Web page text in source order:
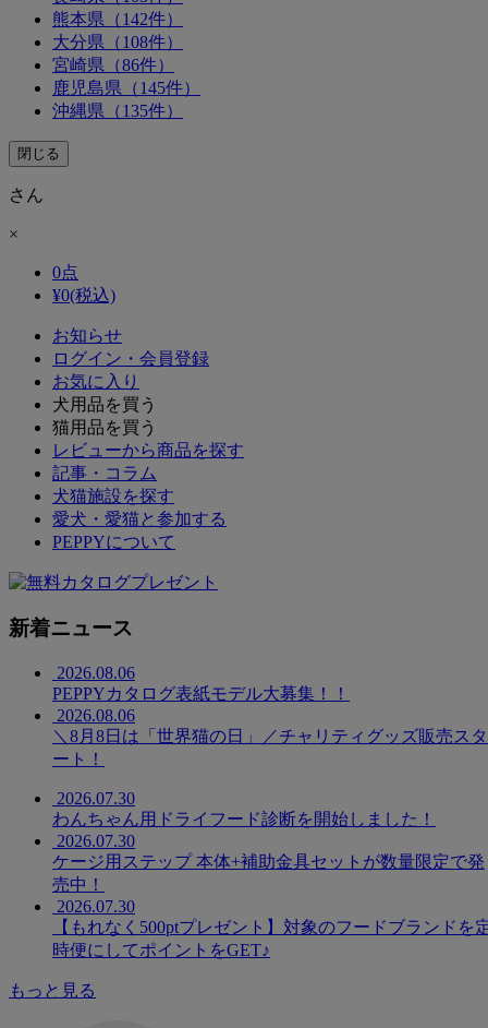
熊本県（142件）
大分県（108件）
宮崎県（86件）
鹿児島県（145件）
沖縄県（135件）
閉じる
さん
×
0点
¥0(税込)
お知らせ
ログイン・会員登録
お気に入り
犬用品を買う
猫用品を買う
レビューから商品を探す
記事・コラム
犬猫施設を探す
愛犬・愛猫と参加する
PEPPYについて
新着ニュース
2026.08.06
PEPPYカタログ表紙モデル大募集！！
2026.08.06
＼8月8日は「世界猫の日」／チャリティグッズ販売スタ
ート！
2026.07.30
わんちゃん用ドライフード診断を開始しました！
2026.07.30
ケージ用ステップ 本体+補助金具セットが数量限定で発
売中！
2026.07.30
【もれなく500ptプレゼント】対象のフードブランドを
時便にしてポイントをGET♪
もっと見る